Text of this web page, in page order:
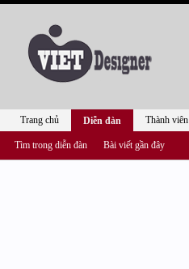
Trang chủ Diễn đàn
Tìm trong diễn đàn Bài viết gần đây
Thành viên